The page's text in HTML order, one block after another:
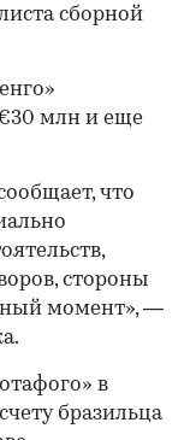
сборной
млн и еще
что
стороны
момент», —
в
бразильца